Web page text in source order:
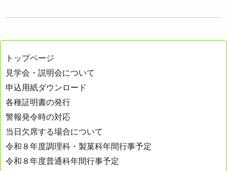
トップページ
見学会・説明会について
申込用紙ダウンロード
各種証明書の発行
警報発令時の対応
当日欠席する場合について
令和８年度調理科・製菓科年間行事予定
令和８年度普通科年間行事予定